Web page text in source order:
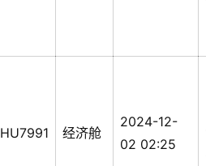
HU7991 经济舱
2024-12-
02 02:25